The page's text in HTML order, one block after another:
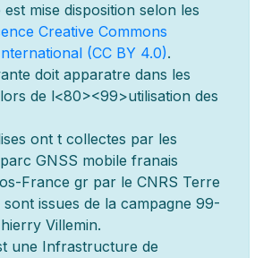
mise disposition selon les
Creative Commons
(CC BY 4.0).
doit apparatre dans les
de l<80><99>utilisation des
es ont t collectes par les
GNSS mobile franais
France gr par le CNRS Terre
sont issues de la campagne 99-
Villemin.
une Infrastructure de